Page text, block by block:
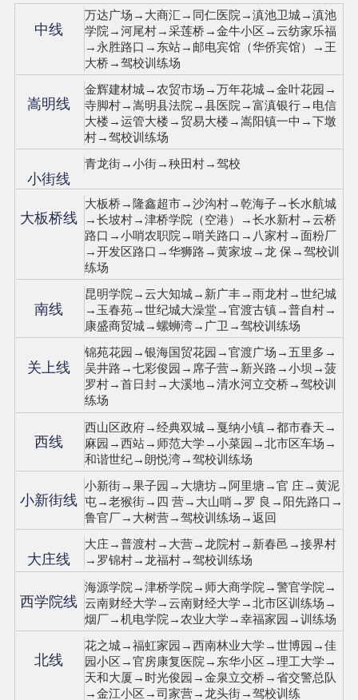
中线
万达广场→大商汇→同仁医院→滇池卫城→滇池
学院→河尾村→采莲桥→金牛小区→云纺家乐福
→永胜路口→东站→邮电宾馆（华侨宾馆）→王
大桥→驾校训练场
嵩明线
金辉建材城→农贸市场→万年花城→金叶花园→
寺脚村→嵩明县法院→县医院→富滇银行→电信
大楼→运管大楼→贸易大楼→嵩阳镇一中→下墩
村→驾校训练场
小街线
青龙街→小街→秧田村→驾校
大板桥线
大板桥→隆鑫超市→沙沟村→乾海子→长水航城
→长坡村→津桥学院（空港）→长水新村→云桥
路口→小哨农职院→哨关路口→八家村→面粉厂
→开发区路口→华狮路→黄家坡→龙 保→驾校训
练场
南线
昆明学院→云大知城→新广丰→雨龙村→世纪城
→玉春苑→世纪城大澡堂→官渡古镇→普自村→
康盛商贸城→螺蛳湾→广卫→驾校训练场
关上线
锦苑花园→银海国贸花园→官渡广场→五里多→
吴井路→七彩俊园→席子营→新兴路→小坝→菠
罗村→首日封→大溪地→清水河立交桥→驾校训
练场
西线
西山区政府→经典双城→戛纳小镇→都市春天→
麻园→西站→师范大学→小菜园→北市区车场→
和谐世纪→朗悦湾→驾校训练场
小新街线
小新街→果子园→大塘坊→阿里塘→官 庄→黄泥
屯→老猴街→四 营→大山哨→罗 良→阳先路口→
鲁官厂→大树营→驾校训练场→返回
大庄线
大庄→普渡村→大营→龙院村→新春邑→接界村
→罗锦村→龙福村→驾校训练场
西学院线
海源学院→津桥学院→师大商学院→警官学院→
云南财经大学→云南财经大学→北市区训练场→
烟厂→机电学院→农业大学→幸福家园→训练场
北线
花之城→福虹家园→西南林业大学→世博园→佳
园小区→官房康复医院→东华小区→理工大学→
天和大厦→时光俊园→金泉立交桥→省交警总队
→金江小区→司家营→龙头街→驾校训练